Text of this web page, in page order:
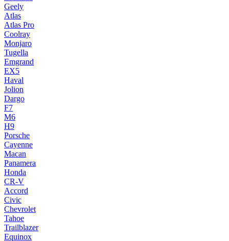
Geely
Atlas
Atlas Pro
Coolray
Monjaro
Tugella
Emgrand
EX5
Haval
Jolion
Dargo
F7
M6
H9
Porsche
Cayenne
Macan
Panamera
Honda
CR-V
Accord
Civic
Chevrolet
Tahoe
Trailblazer
Equinox